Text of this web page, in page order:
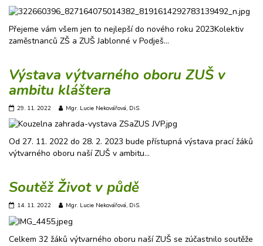
Přejeme vám všem jen to nejlepší do nového roku 2023Kolektiv
zaměstnanců ZŠ a ZUŠ Jablonné v Podješ…
Výstava výtvarného oboru ZUŠ v
ambitu kláštera
29. 11. 2022 Mgr. Lucie Nekovářová, DiS.
Od 27. 11. 2022 do 28. 2. 2023 bude přístupná výstava prací žáků
výtvarného oboru naší ZUŠ v ambitu…
Soutěž Život v půdě
14. 11. 2022 Mgr. Lucie Nekovářová, DiS.
Celkem 32 žáků výtvarného oboru naší ZUŠ se zúčastnilo soutěže